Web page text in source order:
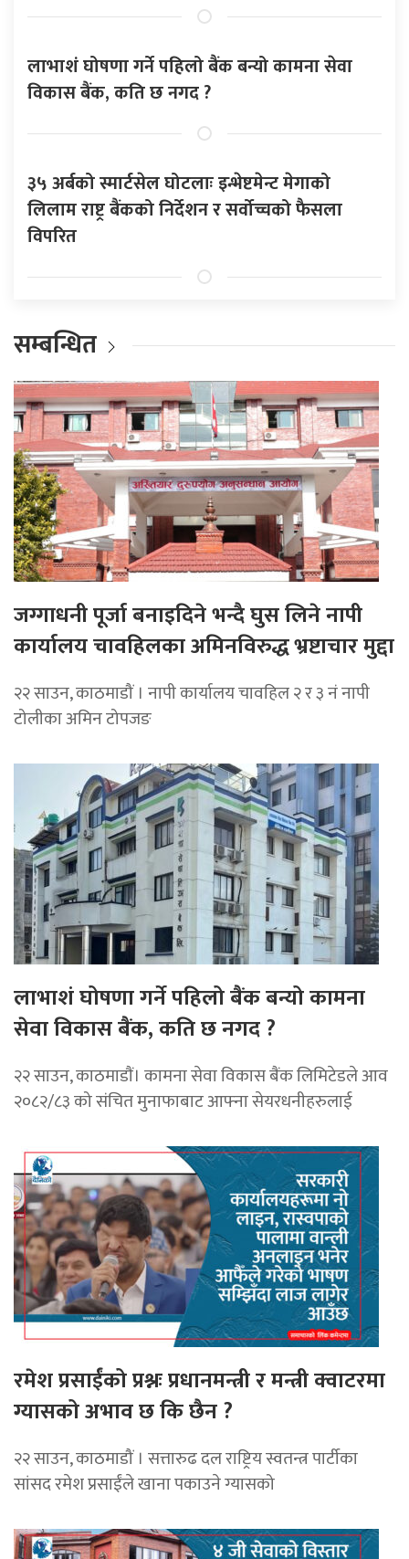
लाभाशं घोषणा गर्ने पहिलो बैंक बन्यो कामना सेवा
विकास बैंक, कति छ नगद ?
३५ अर्बको स्मार्टसेल घोटलाः इन्भेष्टमेन्ट मेगाको
लिलाम राष्ट्र बैंकको निर्देशन र सर्वोच्चको फैसला
विपरित
सम्बन्धित
जग्गाधनी पूर्जा बनाइदिने भन्दै घुस लिने नापी
कार्यालय चावहिलका अमिनविरुद्ध भ्रष्टाचार मुद्दा
२२ साउन, काठमाडौं । नापी कार्यालय चावहिल २ र ३ नं नापी
टोलीका अमिन टोपजङ
लाभाशं घोषणा गर्ने पहिलो बैंक बन्यो कामना
सेवा विकास बैंक, कति छ नगद ?
२२ साउन, काठमाडाैं। कामना सेवा विकास बैंक लिमिटेडले आव
२०८२/८३ को संचित मुनाफाबाट आफ्ना सेयरधनीहरुलाई
रमेश प्रसाईंको प्रश्नः प्रधानमन्त्री र मन्त्री क्वाटरमा
ग्यासको अभाव छ कि छैन ?
२२ साउन, काठमाडौं । सत्तारुढ दल राष्ट्रिय स्वतन्त्र पार्टीका
सांसद रमेश प्रसाईंले खाना पकाउने ग्यासको